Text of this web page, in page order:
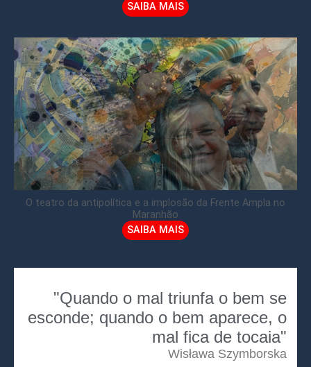
SAIBA MAIS
O teatro da antipolítica e a implosão da Frente Ampla no
Maranhão
SAIBA MAIS
"Quando o mal triunfa o bem se
esconde; quando o bem aparece, o
mal fica de tocaia"
Wisława Szymborska